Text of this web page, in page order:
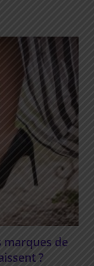
marques de
?